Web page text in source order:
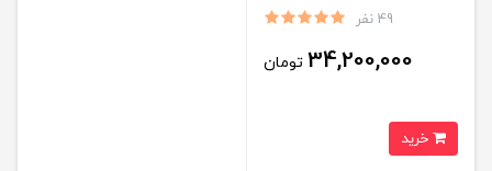
49 نفر
34,200,000 تومان